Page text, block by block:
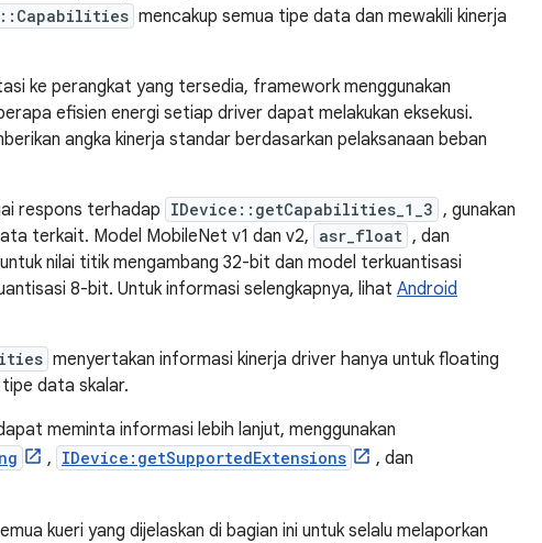
mencakup semua tipe data dan mewakili kinerja
ke perangkat yang tersedia, framework menggunakan
efisien energi setiap driver dapat melakukan eksekusi.
angka kinerja standar berdasarkan pelaksanaan beban
respons terhadap IDevice::getCapabilities_1_3 , gunakan
terkait. Model MobileNet v1 dan v2, asr_float , dan
nilai titik mengambang 32-bit dan model terkuantisasi
8-bit. Untuk informasi selengkapnya, lihat Android
menyertakan informasi kinerja driver hanya untuk floating
data skalar.
meminta informasi lebih lanjut, menggunakan
, IDevice:getSupportedExtensions , dan
kueri yang dijelaskan di bagian ini untuk selalu melaporkan